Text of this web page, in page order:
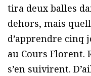
tira deux balles
dehors, mais
d’apprendre cinq
au Cours Florent.
s’en suivirent.